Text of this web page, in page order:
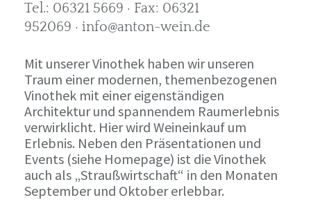
Tel.: 06321 5669 · Fax: 06321
952069 · info@anton-wein.de
Mit unserer Vinothek haben wir unseren
Traum einer modernen, themenbezogenen
Vinothek mit einer eigenständigen
Architektur und spannendem Raumerlebnis
verwirklicht. Hier wird Weineinkauf um
Erlebnis. Neben den Präsentationen und
Events (siehe Homepage) ist die Vinothek
auch als „Straußwirtschaft“ in den Monaten
September und Oktober erlebbar.